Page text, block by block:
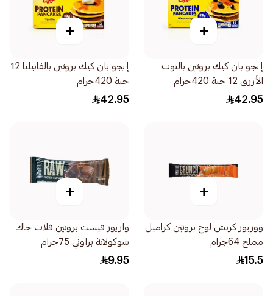
+
إيجو بان كيك بروتين بالتوت
الأزرق 12 حبة 420جرام
42.95
+
إيجو بان كيك بروتين بالفانيليا 12
حبة 420جرام
42.95
+
ووريور كرنش لوح بروتين كراميل
مملح 64جرام
15.5
+
واريور فيست بروتين فلاب جاك
شوكولاتة براوني 75جرام
9.95